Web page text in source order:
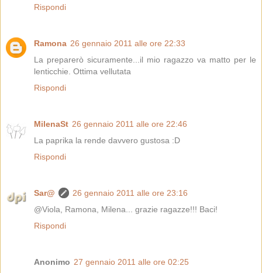
Rispondi
Ramona 26 gennaio 2011 alle ore 22:33
La preparerò sicuramente...il mio ragazzo va matto per le
lenticchie. Ottima vellutata
Rispondi
MilenaSt 26 gennaio 2011 alle ore 22:46
La paprika la rende davvero gustosa :D
Rispondi
Sar@
26 gennaio 2011 alle ore 23:16
@Viola, Ramona, Milena... grazie ragazze!!! Baci!
Rispondi
Anonimo 27 gennaio 2011 alle ore 02:25